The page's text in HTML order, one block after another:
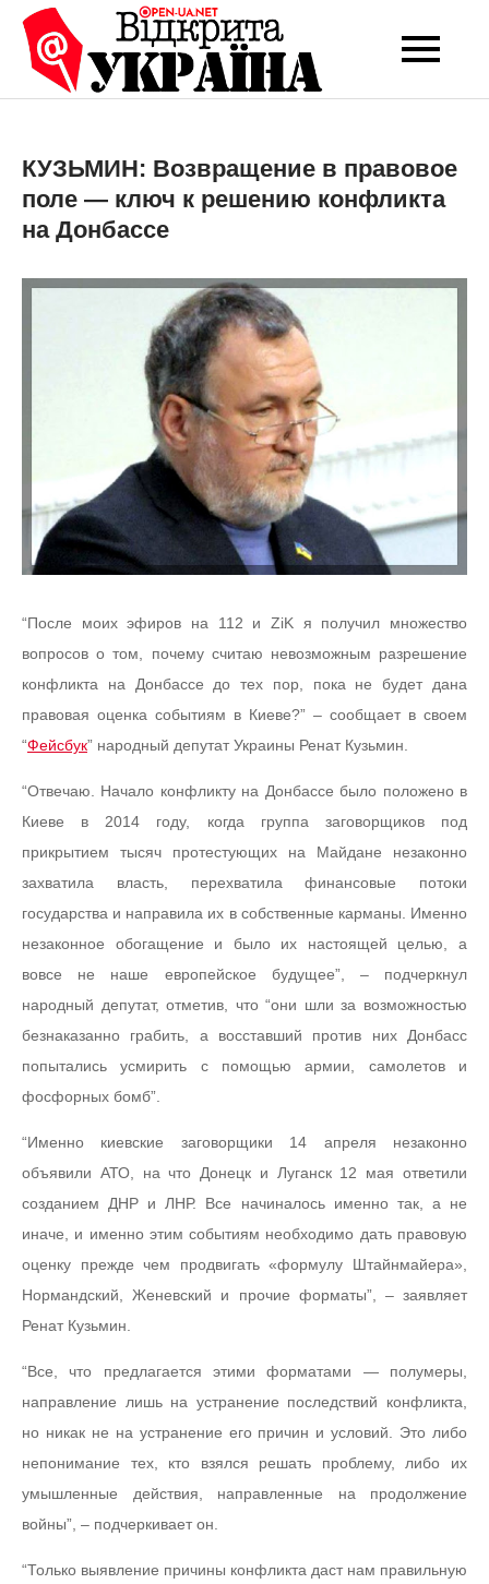
Перейти
вмісту
Open-UA
NET
Це ваше надійне
експертних думок
КУЗЬМИН: Возвращение в правовое
поле — ключ к решению конфликта
на Донбассе
“После моих эфиров на 112 и ZiK я получил множество
вопросов о том, почему считаю невозможным разрешение
конфликта на Донбассе до тех пор, пока не будет дана
правовая оценка событиям в Киеве?” – сообщает в своем
“Фейсбук” народный депутат Украины Ренат Кузьмин.
“Отвечаю. Начало конфликту на Донбассе было положено в
Киеве в 2014 году, когда группа заговорщиков под
прикрытием тысяч протестующих на Майдане незаконно
захватила власть, перехватила финансовые потоки
государства и направила их в собственные карманы. Именно
незаконное обогащение и было их настоящей целью, а
вовсе не наше европейское будущее”, – подчеркнул
народный депутат, отметив, что “они шли за возможностью
безнаказанно грабить, а восставший против них Донбасс
попытались усмирить с помощью армии, самолетов и
фосфорных бомб”.
“Именно киевские заговорщики 14 апреля незаконно
объявили АТО, на что Донецк и Луганск 12 мая ответили
созданием ДНР и ЛНР. Все начиналось именно так, а не
иначе, и именно этим событиям необходимо дать правовую
оценку прежде чем продвигать «формулу Штайнмайера»,
Нормандский, Женевский и прочие форматы”, – заявляет
Ренат Кузьмин.
“Все, что предлагается этими форматами — полумеры,
направление лишь на устранение последствий конфликта,
но никак не на устранение его причин и условий. Это либо
непонимание тех, кто взялся решать проблему, либо их
умышленные действия, направленные на продолжение
войны”, – подчеркивает он.
“Только выявление причины конфликта даст нам правильную